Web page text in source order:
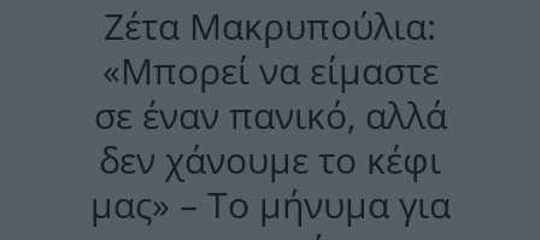
Ζέτα Μακρυπούλια:
«Μπορεί να είμαστε
σε έναν πανικό, αλλά
δεν χάνουμε το κέφι
μας» – Το μήνυμα για